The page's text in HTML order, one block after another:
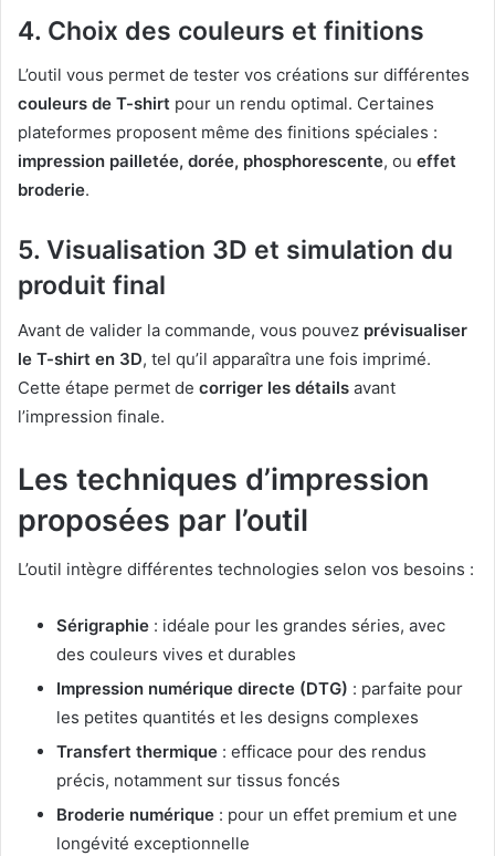
4. Choix des couleurs et finitions
L’outil vous permet de tester vos créations sur différentes
couleurs de T-shirt pour un rendu optimal. Certaines
plateformes proposent même des finitions spéciales :
impression pailletée, dorée, phosphorescente, ou effet
broderie.
5. Visualisation 3D et simulation du
produit final
Avant de valider la commande, vous pouvez prévisualiser
le T-shirt en 3D, tel qu’il apparaîtra une fois imprimé.
Cette étape permet de corriger les détails avant
l’impression finale.
Les techniques d’impression
proposées par l’outil
L’outil intègre différentes technologies selon vos besoins :
Sérigraphie : idéale pour les grandes séries, avec
des couleurs vives et durables
Impression numérique directe (DTG) : parfaite pour
les petites quantités et les designs complexes
Transfert thermique : efficace pour des rendus
précis, notamment sur tissus foncés
Broderie numérique : pour un effet premium et une
longévité exceptionnelle